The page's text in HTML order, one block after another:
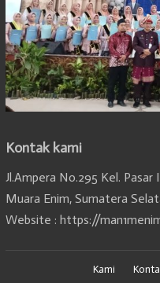
Kontak kami
Jl.Ampera No.295 Kel.
Muara Enim, Sumatera
Website : https://
Kami